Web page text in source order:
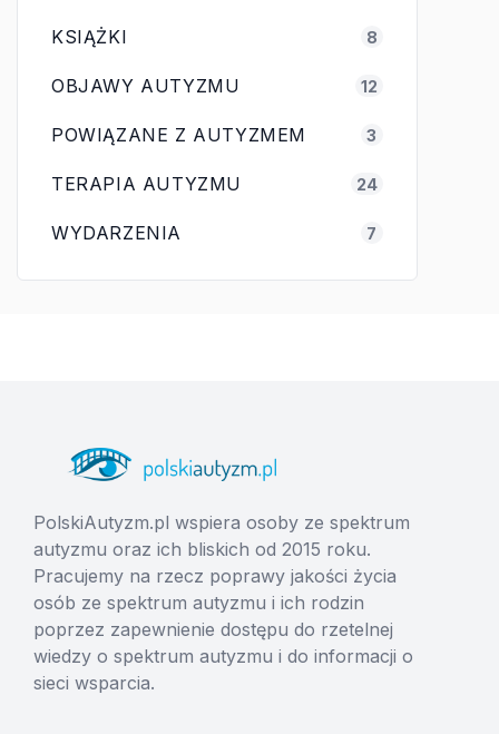
KSIĄŻKI 8
OBJAWY AUTYZMU 12
POWIĄZANE Z AUTYZMEM 3
TERAPIA AUTYZMU 24
WYDARZENIA 7
PolskiAutyzm.pl wspiera osoby ze spektrum
autyzmu oraz ich bliskich od 2015 roku.
Pracujemy na rzecz poprawy jakości życia
osób ze spektrum autyzmu i ich rodzin
poprzez zapewnienie dostępu do rzetelnej
wiedzy o spektrum autyzmu i do informacji o
sieci wsparcia.